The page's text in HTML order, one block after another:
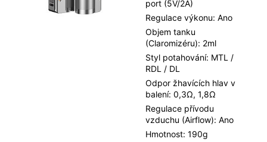
port (5V/2A)
Regulace výkonu: Ano
Objem tanku
(Claromizéru): 2ml
Styl potahování: MTL /
RDL / DL
Odpor žhavících hlav v
balení: 0,3Ω, 1,8Ω
Regulace přívodu
vzduchu (Airflow): Ano
Hmotnost: 190g